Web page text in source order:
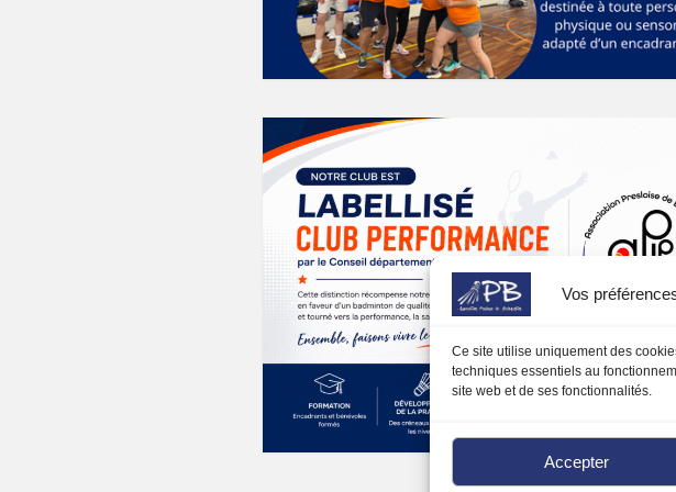
Vos
Ce site utilise uniquement des
techniques essentiels au
site web et de ses fonctionnalités.
Accepter